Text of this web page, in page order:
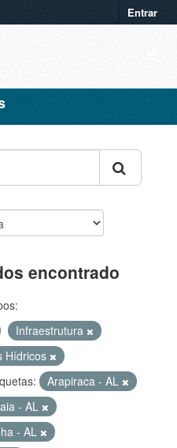
Entrar
encontrado
Infraestrutura
Hídricos
Arapiraca - AL
- AL
- AL